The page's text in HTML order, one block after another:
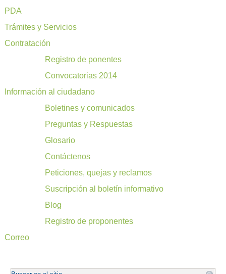
PDA
Trámites y Servicios
Contratación
Registro de ponentes
Convocatorias 2014
Información al ciudadano
Boletines y comunicados
Preguntas y Respuestas
Glosario
Contáctenos
Peticiones, quejas y reclamos
Suscripción al boletín informativo
Blog
Registro de proponentes
Correo
.